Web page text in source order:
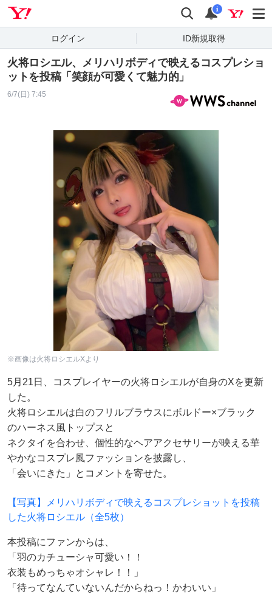
検索 通知
i
ログイン ID新規取得
火将ロシエル、メリハリボディで映えるコスプレショ
ットを投稿「笑顔が可愛くて魅力的」
6/7(日) 7:45
※画像は火将ロシエルXより
5月21日、コスプレイヤーの火将ロシエルが自身のXを更新
した。
火将ロシエルは白のフリルブラウスにボルドー×ブラック
のハーネス風トップスと
ネクタイを合わせ、個性的なヘアアクセサリーが映える華
やかなコスプレ風ファッションを披露し、
「会いにきた」とコメントを寄せた。
【写真】メリハリボディで映えるコスプレショットを投稿
した火将ロシエル（全5枚）
本投稿にファンからは、
「羽のカチューシャ可愛い！！
衣装もめっちゃオシャレ！！」
「待ってなんていないんだからねっ！かわいい」